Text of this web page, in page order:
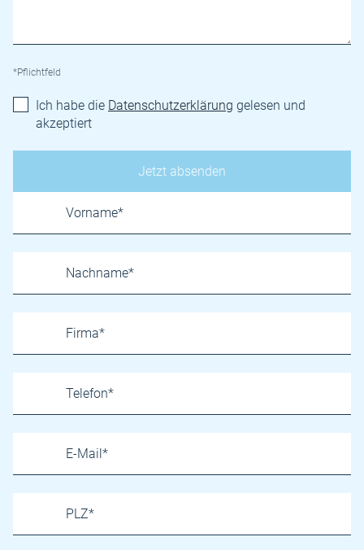
*Pflichtfeld
Ich habe die Datenschutzerklärung gelesen und
akzeptiert